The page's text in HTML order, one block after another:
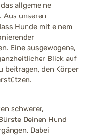
allgemeine
Aus unseren
Hunde mit einem
Eine ausgewogene,
Blick auf
beitragen, den Körper
schwerer,
Deinen Hund
Dabei